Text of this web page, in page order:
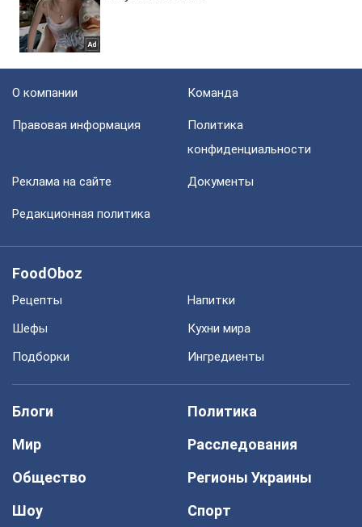
О компании Команда
Правовая информация
Политика
конфиденциальности
Реклама на сайте Документы
Редакционная политика
FoodOboz
Рецепты
Напитки
Шефы
Кухни мира
Подборки
Ингредиенты
Блоги
Политика
Мир
Расследования
Общество
Регионы Украины
Шоу
Спорт